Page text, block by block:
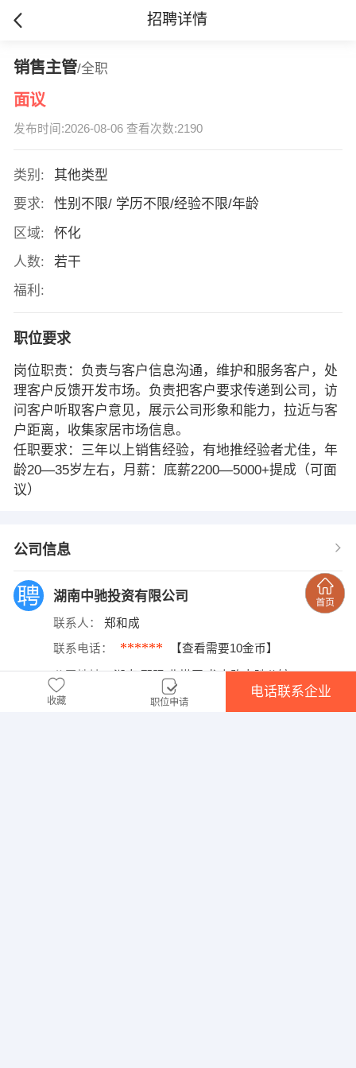
招聘详情
销售主管/全职
面议
发布时间:2026-08-06 查看次数:2190
类别:
其他类型
要求:
性别不限/ 学历不限/经验不限/年龄
区域:
怀化
人数:
若干
福利:
职位要求
岗位职责：负责与客户信息沟通，维护和服务客户，处
理客户反馈开发市场。负责把客户要求传递到公司，访
问客户听取客户意见，展示公司形象和能力，拉近与客
户距离，收集家居市场信息。
任职要求：三年以上销售经验，有地推经验者尤佳，年
龄20—35岁左右，月薪：底薪2200—5000+提成（可面
议）
公司信息
湖南中驰投资有限公司
联系人： 郑和成
联系电话： ****** 【查看需要10金币】
公司地址：湖南 邵阳 北塔区 龙山路中驰公馆
收藏 职位申请
电话联系企业